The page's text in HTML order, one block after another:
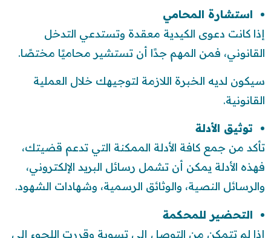
استشارة المحامي
إذا كانت دعوى الكيدية معقدة وتستدعي التدخل
القانوني، فمن المهم جدًا أن تستشير محاميًا مختصًا.
سيكون لديه الخبرة اللازمة لتوجيهك خلال العملية
القانونية.
توثيق الأدلة
تأكد من جمع كافة الأدلة الممكنة التي تدعم قضيتك،
فهذه الأدلة يمكن أن تشمل رسائل البريد الإلكتروني،
والرسائل النصية، والوثائق الرسمية، وشهادات الشهود.
التحضير للمحكمة
إذا لم تتمكن من التوصل إلى تسوية وقررت اللجوء إلى